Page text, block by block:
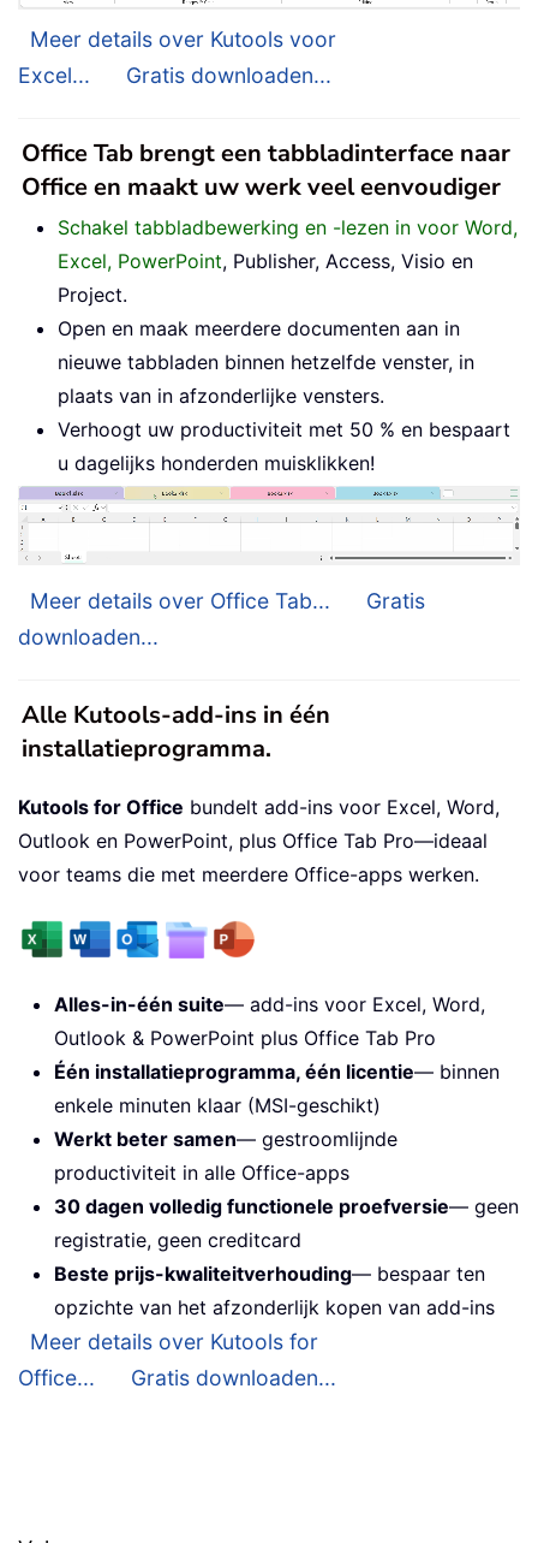
Meer details over Kutools voor
Excel...
Gratis downloaden...
Office Tab brengt een tabbladinterface naar
Office en maakt uw werk veel eenvoudiger
Schakel tabbladbewerking en -lezen in voor Word,
Excel, PowerPoint, Publisher, Access, Visio en
Project.
Open en maak meerdere documenten aan in
nieuwe tabbladen binnen hetzelfde venster, in
plaats van in afzonderlijke vensters.
Verhoogt uw productiviteit met 50 % en bespaart
u dagelijks honderden muisklikken!
Meer details over Office Tab...
Gratis
downloaden...
Alle Kutools-add-ins in één
installatieprogramma.
Kutools for Office bundelt add-ins voor Excel, Word,
Outlook en PowerPoint, plus Office Tab Pro—ideaal
voor teams die met meerdere Office-apps werken.
Alles-in-één suite— add-ins voor Excel, Word,
Outlook & PowerPoint plus Office Tab Pro
Één installatieprogramma, één licentie— binnen
enkele minuten klaar (MSI-geschikt)
Werkt beter samen— gestroomlijnde
productiviteit in alle Office-apps
30 dagen volledig functionele proefversie— geen
registratie, geen creditcard
Beste prijs-kwaliteitverhouding— bespaar ten
opzichte van het afzonderlijk kopen van add-ins
Meer details over Kutools for
Office...
Gratis downloaden...